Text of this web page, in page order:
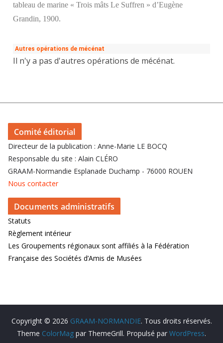
tableau de marine « Trois mâts Le Suffren » d’Eugène
Grandin, 1900.
Autres opérations de mécénat
Il n'y a pas d'autres opérations de mécénat.
Comité éditorial
Directeur de la publication : Anne-Marie LE BOCQ
Responsable du site : Alain CLÉRO
GRAAM-Normandie Esplanade Duchamp - 76000 ROUEN
Nous contacter
Documents administratifs
Statuts
Règlement intérieur
Les Groupements régionaux sont affiliés à la Fédération
Française des Sociétés d’Amis de Musées
Copyright © 2026 GRAAM-NORMANDIE. Tous droits réservés.
Theme ColorMag par ThemeGrill. Propulsé par WordPress.